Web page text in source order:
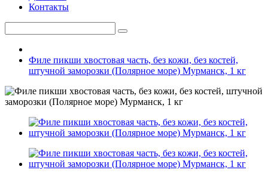
Контакты
Филе пикши хвостовая часть, без кожи, без костей,
штучной заморозки (Полярное море) Мурманск, 1 кг